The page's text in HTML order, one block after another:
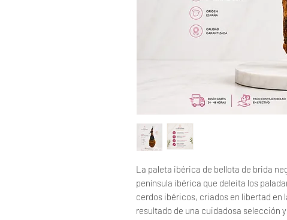
La paleta ibérica de bellota de brida
península ibérica que deleita los
cerdos ibéricos, criados en libertad en
resultado de una cuidadosa selección